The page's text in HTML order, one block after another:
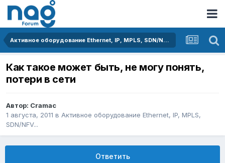
Активное оборудование Ethernet, IP, MPLS, SDN/NFV...
Как такое может быть, не могу понять,
потери в сети
Автор: Cramac
1 августа, 2011 в Активное оборудование Ethernet, IP, MPLS,
SDN/NFV...
Ответить